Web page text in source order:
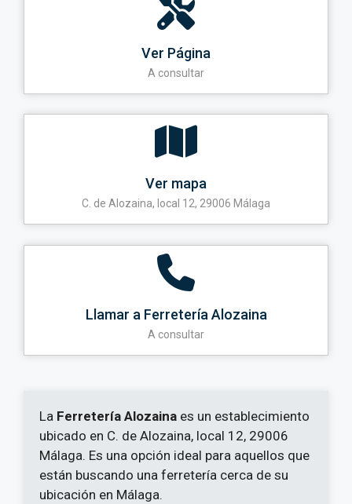
Ver Página
A consultar
Ver mapa
C. de Alozaina, local 12, 29006 Málaga
Llamar a Ferretería Alozaina
A consultar
La Ferretería Alozaina es un establecimiento
ubicado en C. de Alozaina, local 12, 29006
Málaga. Es una opción ideal para aquellos que
están buscando una ferretería cerca de su
ubicación en Málaga.